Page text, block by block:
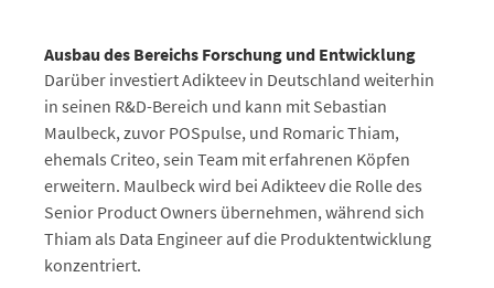
Ausbau des Bereichs Forschung und Entwicklung
Darüber investiert Adikteev in Deutschland weiterhin
in seinen R&D-Bereich und kann mit Sebastian
Maulbeck, zuvor POSpulse, und Romaric Thiam,
ehemals Criteo, sein Team mit erfahrenen Köpfen
erweitern. Maulbeck wird bei Adikteev die Rolle des
Senior Product Owners übernehmen, während sich
Thiam als Data Engineer auf die Produktentwicklung
konzentriert.